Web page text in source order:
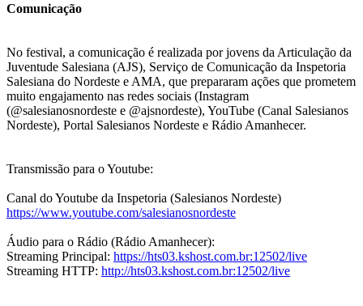
Comunicação
No festival, a comunicação é realizada por jovens da Articulação da
Juventude Salesiana (AJS), Serviço de Comunicação da Inspetoria
Salesiana do Nordeste e AMA, que prepararam ações que prometem
muito engajamento nas redes sociais (Instagram
(@salesianosnordeste e @ajsnordeste), YouTube (Canal Salesianos
Nordeste), Portal Salesianos Nordeste e Rádio Amanhecer.
Transmissão para o Youtube:
Canal do Youtube da Inspetoria (Salesianos Nordeste)
https://www.youtube.com/salesianosnordeste
Áudio para o Rádio (Rádio Amanhecer):
Streaming Principal: https://hts03.kshost.com.br:12502/live
Streaming HTTP: http://hts03.kshost.com.br:12502/live